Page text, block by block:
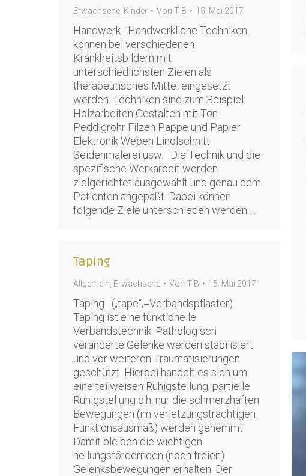
Erwachsene Kinder Von T B 15. Mai 2017
Handwerk Handwerkliche Techniken
können bei verschiedenen
Krankheitsbildern mit
unterschiedlichsten Zielen als
therapeutisches Mittel eingesetzt
werden. Techniken sind zum Beispiel:
Holzarbeiten Gestalten mit Ton
Peddigrohr Filzen Pappe und Papier
Elektronik Weben Linolschnitt
Seidenmalerei usw. Die Technik und die
spezifische Werkarbeit werden
zielgerichtet ausgewählt und genau dem
Patienten angepaßt. Dabei können
folgende Ziele unterschieden werden:…
Taping
Allgemein Erwachsene Von T B 15. Mai 2017
Taping („tape“,=Verbandspflaster)
Taping ist eine funktionelle
Verbandstechnik. Pathologisch
veränderte Gelenke werden stabilisiert
und vor weiteren Traumatisierungen
geschützt. Hierbei handelt es sich um
eine teilweisen Ruhigstellung, partielle
Ruhigstellung d.h. nur die schmerzhaften
Bewegungen (im verletzungsträchtigen
Funktionsausmaß) werden gehemmt.
Damit bleiben die wichtigen
heilungsfördernden (noch freien)
Gelenksbewegungen erhalten. Der